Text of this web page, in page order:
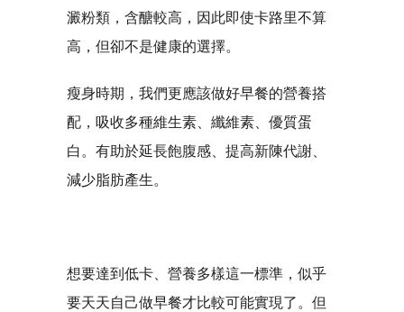
澱粉類，含醣較高，因此即使卡路里不算
高，但卻不是健康的選擇。
瘦身時期，我們更應該做好早餐的營養搭
配，吸收多種維生素、纖維素、優質蛋
白。有助於延長飽腹感、提高新陳代謝、
減少脂肪產生。
想要達到低卡、營養多樣這一標準，似乎
要天天自己做早餐才比較可能實現了。但